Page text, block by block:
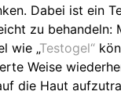
Dabei ist ein
zu behandeln:
wie „Testogel“
Weise
die Haut